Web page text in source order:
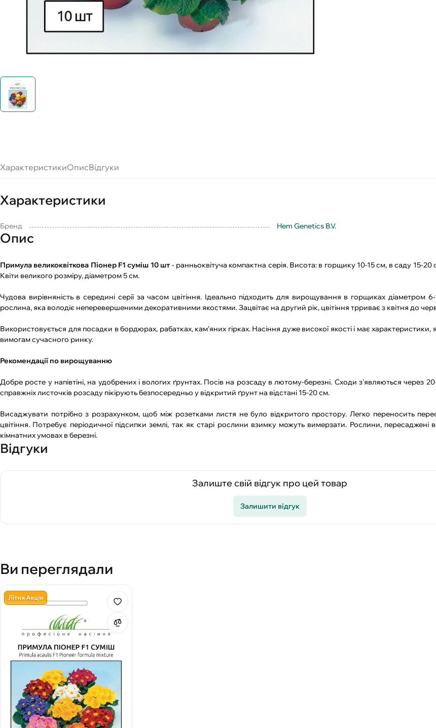
ХарактеристикиОписВідгуки
Характеристики
Бренд Hem Genetics B.V.
Опис
Примула великоквіткова Піонер F1 суміш 10 шт - ранньоквітуча компактна серія. Висота: в горщику 10-15 см, в саду 15-
Квіти великого розміру, діаметром 5 см.
Чудова вирівняність в середині серії за часом цвітіння. Ідеально підходить для вирощування в горщиках діаметром
рослина, яка володіє неперевершеними декоративними якостями. Зацвітає на другий рік, цвітіння трриває з квітня до
Використовується для посадки в бордюрах, рабатках, кам’яних гірках. Насіння дуже високої якості і має характеристики,
вимогам сучасного ринку.
Рекомендації по вирощуванню
Добре росте у напівтіні, на удобрених і вологих ґрунтах. Посів на розсаду в лютому-березні. Сходи з'являються через
справжніх лис­точків розсаду пікірують безпосередньо у відкритий ґрунт на відстані 15-20 см.
Висаджувати потрібно з розрахунком, щоб між розетками листя не було відкритого простору. Легко пере­носить
цвітіння. Потребує періодичної підсипки землі, так як старі рослини взимку можуть вимерза­ти. Рослини, переса­джені
кімнатних умовах в березні.
Відгуки
Залиште свій відгук про цей товар
Залишити відгук
Ви переглядали
Літня Акція